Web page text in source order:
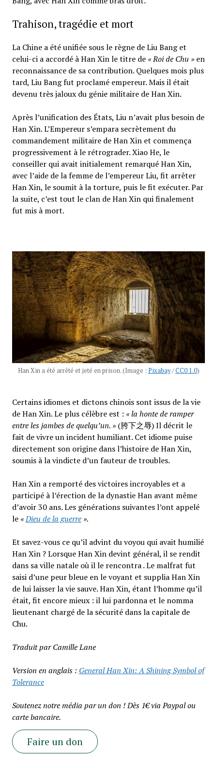
Trahison, tragédie et mort
La Chine a été unifiée sous le règne de Liu Bang et
celui-ci a accordé à Han Xin le titre de « Roi de Chu »en
reconnaissance de sa contribution. Quelques mois plus
tard, Liu Bang fut proclamé empereur. Mais il était
devenu très jaloux du génie militaire de Han Xin.
Après l’unification des États, Liu n’avait plus besoin de
Han Xin. L’Empereur s’empara secrètement du
commandement militaire de Han Xin et commença
progressivement à le rétrograder. Xiao He, le
conseiller qui avait initialement remarqué Han Xin,
avec l’aide de la femme de l’empereur Liu, fit arrêter
Han Xin, le soumit à la torture, puis le fit exécuter. Par
la suite, c’est tout le clan de Han Xin qui finalement
fut mis à mort.
Han Xin a été arrêté et jeté en prison. (Image : Pixabay/CC0 1.0)
Certains idiomes et dictons chinois sont issus de la vie
de Han Xin. Le plus célèbre est : « la honte de ramper
entre les jambes de quelqu’un. »(胯下之辱) Il décrit le
fait de vivre un incident humiliant. Cet idiome puise
directement son origine dans l’histoire de Han Xin,
soumis à la vindicte d’un fauteur de troubles.
Han Xin a remporté des victoires incroyables et a
participé à l’érection de la dynastie Han avant même
d’avoir 30 ans. Les générations suivantes l’ont appelé
le «Dieu de la guerre».
Et savez-vous ce qu’il advint du voyou qui avait humilié
Han Xin ? Lorsque Han Xin devint général, il se rendit
dans sa ville natale où il le rencontra . Le malfrat fut
saisi d’une peur bleue en le voyant et supplia Han Xin
de lui laisser la vie sauve. Han Xin, étant l’homme qu’il
était, fit encore mieux : il lui pardonna et le nomma
lieutenant chargé de la sécurité dans la capitale de
Chu.
Traduit par Camille Lane
Version en anglais : General Han Xin: A Shining Symbol of
Tolerance
Soutenez notre média par un don ! Dès 1€ via Paypal ou
carte bancaire.
Faire un don